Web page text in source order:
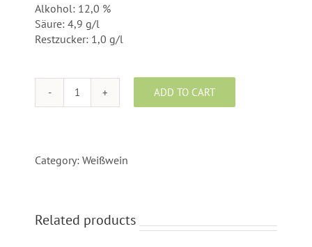
Alkohol: 12,0 %
Säure: 4,9 g/l
Restzucker: 1,0 g/l
Welschriesling
ADD TO CART
Category: Weißwein
Related products